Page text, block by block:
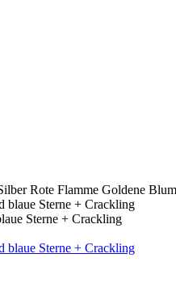
Rote Flamme Goldene
Sterne + Crackling